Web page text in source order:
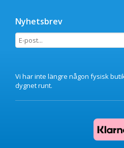
Nyhetsbrev
Vi har inte längre någon fysisk
dygnet runt.